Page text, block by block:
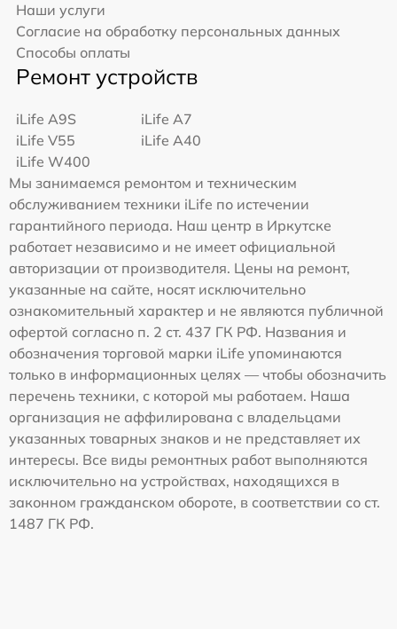
Наши услуги
Согласие на обработку персональных данных
Способы оплаты
Ремонт устройств
iLife A9S
iLife A7
iLife V55
iLife A40
iLife W400
Мы занимаемся ремонтом и техническим
обслуживанием техники iLife по истечении
гарантийного периода. Наш центр в Иркутске
работает независимо и не имеет официальной
авторизации от производителя. Цены на ремонт,
указанные на сайте, носят исключительно
ознакомительный характер и не являются публичной
офертой согласно п. 2 ст. 437 ГК РФ. Названия и
обозначения торговой марки iLife упоминаются
только в информационных целях — чтобы обозначить
перечень техники, с которой мы работаем. Наша
организация не аффилирована с владельцами
указанных товарных знаков и не представляет их
интересы. Все виды ремонтных работ выполняются
исключительно на устройствах, находящихся в
законном гражданском обороте, в соответствии со ст.
1487 ГК РФ.